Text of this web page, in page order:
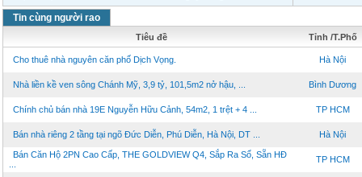
Tin cùng người rao
Tiêu đề Tỉnh /T.Phố
Cho thuê nhà nguyên căn phố Dịch Vọng. Hà Nội
Nhà liền kề ven sông Chánh Mỹ, 3,9 tỷ, 101,5m2 nở hậu, ... Bình Dương
Chính chủ bán nhà 19E Nguyễn Hữu Cảnh, 54m2, 1 trệt + 4 ... TP HCM
Bán nhà riêng 2 tầng tại ngõ Đức Diễn, Phú Diễn, Hà Nội, DT ... Hà Nội
Bán Căn Hộ 2PN Cao Cấp, THE GOLDVIEW Q4, Sắp Ra Sổ, Sẵn HĐ
TP HCM